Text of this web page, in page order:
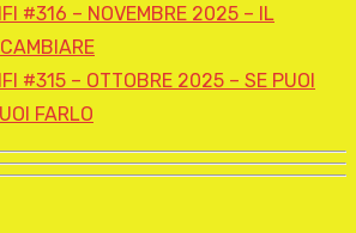
#316 – NOVEMBRE 2025 – IL
#315 – OTTOBRE 2025 – SE PUOI
FARLO